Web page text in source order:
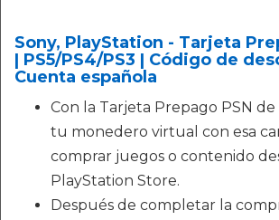
Sony, PlayStation - Tarjeta
| PS5/PS4/PS3 | Código de
Cuenta española
Con la Tarjeta Prepago PSN de
tu monedero virtual con esa
comprar juegos o contenido
PlayStation Store.
Después de completar la